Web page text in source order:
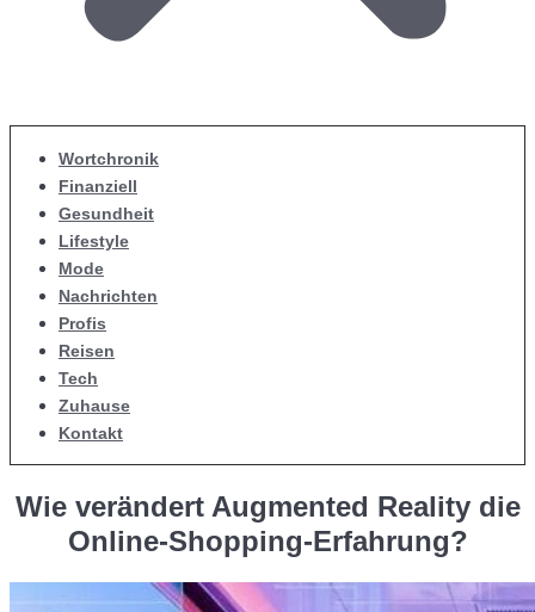
Wortchronik
Finanziell
Gesundheit
Lifestyle
Mode
Nachrichten
Profis
Reisen
Tech
Zuhause
Kontakt
Wie verändert Augmented Reality die
Online-Shopping-Erfahrung?